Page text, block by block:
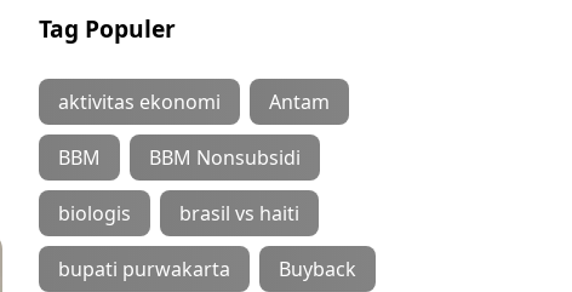
Tag Populer
aktivitas ekonomi Antam
BBM BBM Nonsubsidi
biologis brasil vs haiti
bupati purwakarta Buyback